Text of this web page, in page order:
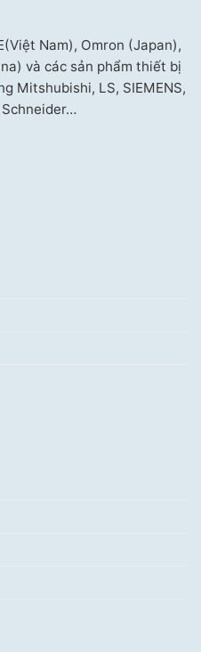
Nam), Omron (Japan),
và các sản phẩm thiết bị
Mitshubishi, LS, SIEMENS,
Schneider…